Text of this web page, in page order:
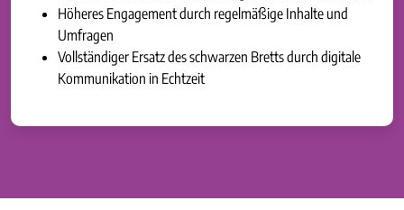
Höheres Engagement durch regelmäßige Inhalte und
Umfragen
Vollständiger Ersatz des schwarzen Bretts durch digitale
Kommunikation in Echtzeit